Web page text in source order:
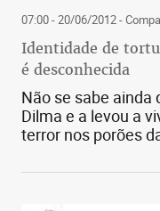
07:00 - 20/06/2012-
Identidade de
é desconhecida
Não se sabe
Dilma e a levou a
terror nos porões